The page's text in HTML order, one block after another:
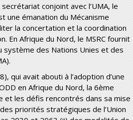
conjoint avec l’UMA, le
une émanation du Mécanisme
la concertation et la coordination
En Afrique du Nord, le MSRC fournit
système des Nations Unies et des
qui avait abouti à l’adoption d’une
en Afrique du Nord, la 6ème
et les défis rencontrés dans sa mise
priorités stratégiques de l’Union